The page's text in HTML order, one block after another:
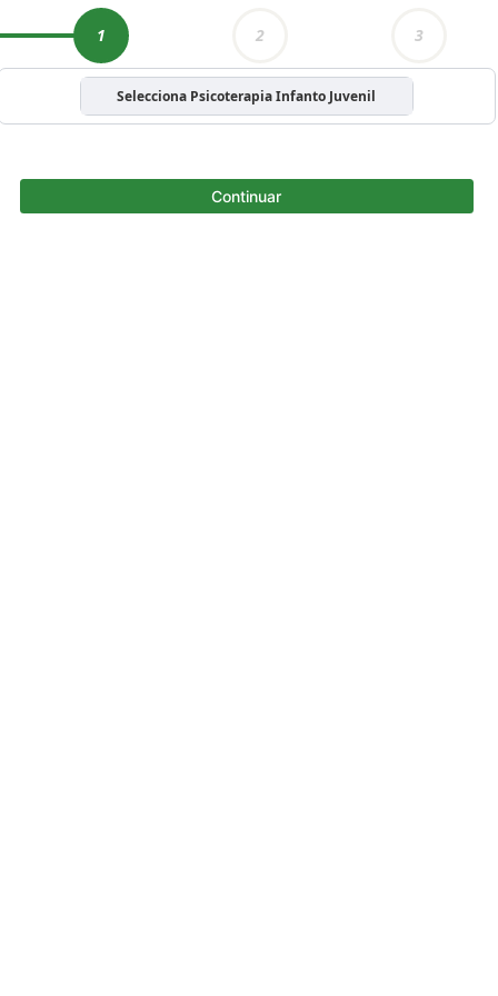
1 2 3
Selecciona Psicoterapia Infanto Juvenil
Continuar